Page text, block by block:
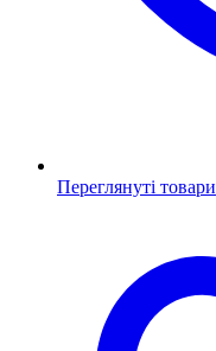
Переглянуті товари